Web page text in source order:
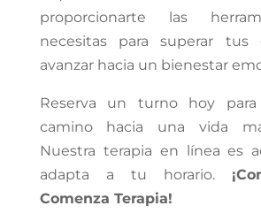
proporcionarte las
necesitas para superar tus
avanzar hacia un bienestar
Reserva un turno hoy
camino hacia una vida
Nuestra terapia en línea es
adapta a tu horario.
Comenza Terapia!